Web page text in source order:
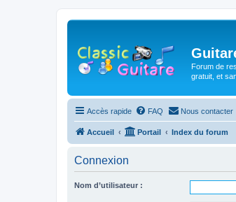
Forum de
gratuit, et
Accès rapide FAQ Nous contacter
Accueil Portail Index du forum
Connexion
Nom d’utilisateur :